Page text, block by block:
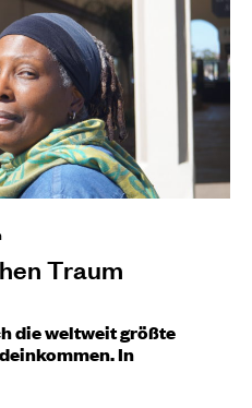
Traum
die weltweit größte
In